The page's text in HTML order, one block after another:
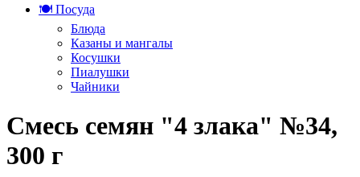
🍽️ Посуда
Блюда
Казаны и мангалы
Косушки
Пиалушки
Чайники
Смесь семян "4 злака" №34,
300 г